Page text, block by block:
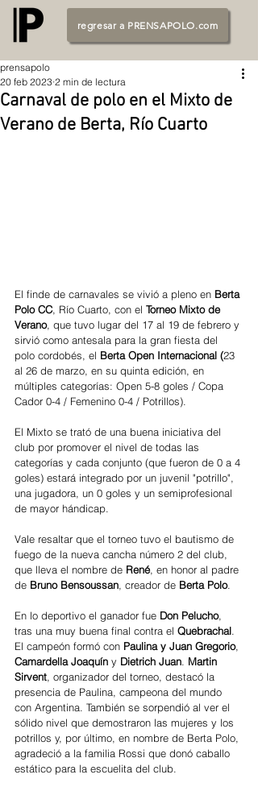
regresar a PRENSAPOLO.com
Carnaval de polo en el Mixto de
Verano de Berta, Río Cuarto
prensapolo
20 feb 2023 2 min de lectura
El finde de carnavales se vivió a pleno en Berta
Polo CC, Río Cuarto, con el Torneo Mixto de
Verano, que tuvo lugar del 17 al 19 de febrero y
sirvió como antesala para la gran fiesta del
polo cordobés, el Berta Open Internacional (23
al 26 de marzo, en su quinta edición, en
múltiples categorías: Open 5-8 goles / Copa
Cador 0-4 / Femenino 0-4 / Potrillos).
El Mixto se trató de una buena iniciativa del
club por promover el nivel de todas las
categorías y cada conjunto (que fueron de 0 a 4
goles) estará integrado por un juvenil "potrillo",
una jugadora, un 0 goles y un semiprofesional
de mayor hándicap.
Vale resaltar que el torneo tuvo el bautismo de
fuego de la nueva cancha número 2 del club,
que lleva el nombre de René, en honor al padre
de Bruno Bensoussan, creador de Berta Polo.
En lo deportivo el ganador fue Don Pelucho,
tras una muy buena final contra el Quebrachal.
El campeón formó con Paulina y Juan Gregorio,
Camardella Joaquín y Dietrich Juan. Martin
Sirvent, organizador del torneo, destacó la
presencia de Paulina, campeona del mundo
con Argentina. También se sorpendió al ver el
sólido nivel que demostraron las mujeres y los
potrillos y, por último, en nombre de Berta Polo,
agradeció a la familia Rossi que donó caballo
estático para la escuelita del club.